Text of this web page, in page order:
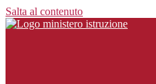
Salta al contenuto